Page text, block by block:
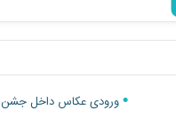
ورودی عکاس داخل جشن